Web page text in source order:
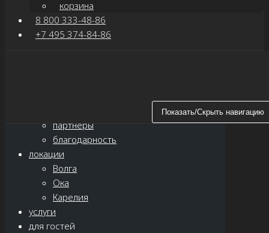
корзина
8 800 333-48-86
+7 495 374-84-86
Показать/Скрыть навигацию
партнёры
благодарность
локации
Волга
Ока
Карелия
услуги
для гостей